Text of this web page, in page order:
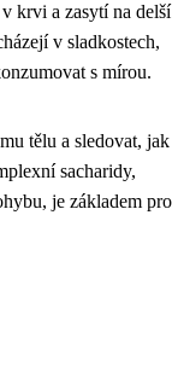
krvi a zasytí na delší
v sladkostech,
s mírou.
tělu a sledovat, jak
sacharidy,
je základem pro